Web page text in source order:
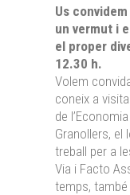
Us
un vermut i
el proper
12.30 h.
Volem
coneix a
de
Granollers, el
treball per a
Via i Facto
temps, també